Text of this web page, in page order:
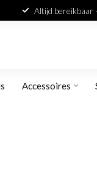
Altijd bereikbaar
Accessoires